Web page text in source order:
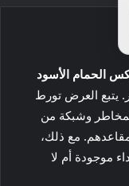
الحمام الأسود
يتبع العرض تورط
وشبكة من
مع ذلك،
موجودة أم لا